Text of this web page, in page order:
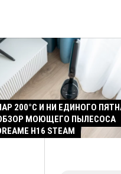
200°C И НИ ЕДИНОГО
МОЮЩЕГО ПЫЛЕСОСА
H16 STEAM